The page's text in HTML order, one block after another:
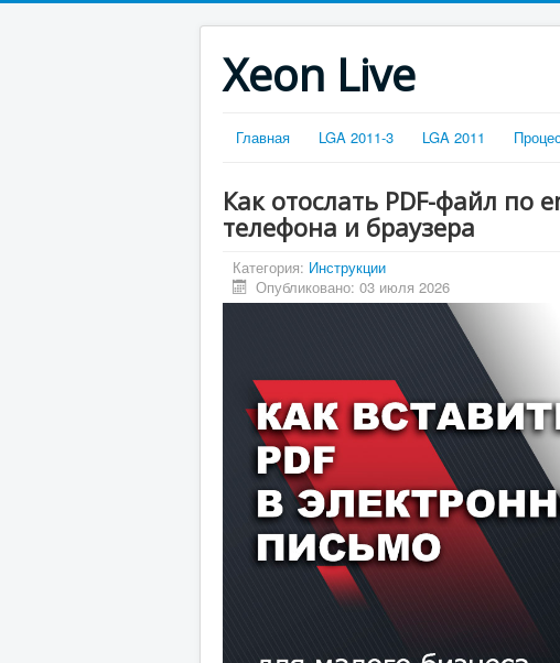
Xeon Live
Главная LGA 2011-3 LGA 2011
Как отослать PDF-файл по
телефона и браузера
Категория: Инструкции
Опубликовано: 03 июля 2026